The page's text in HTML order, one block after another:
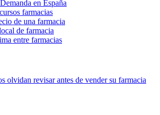
en España
farmacias
de una farmacia
de farmacia
entre farmacias
olvidan revisar antes de vender su farmacia